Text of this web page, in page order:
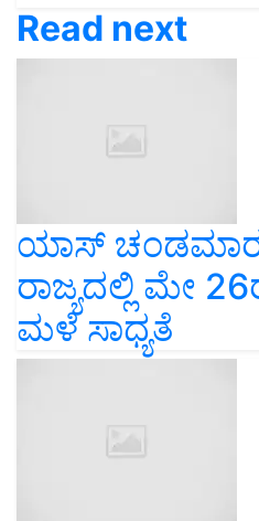
Read next
ಯಾಸ್
ರಾಜ್ಯದಲ್ಲಿ ಮೇ
ಮಳೆ ಸಾಧ್ಯತೆ